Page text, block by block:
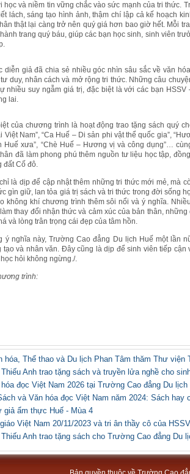
và niềm tin vững chắc vào sức mạnh của tri thức.
lách, sáng tạo hình ảnh, thậm chí lập cả kế hoạch
thật lại càng trở nên quý giá hơn bao giờ hết. Mỗi
trang quý báu, giúp các bạn học sinh, sinh viên
diễn giả đã chia sẻ nhiều góc nhìn sâu sắc về văn
duy, nhân cách và mở rộng tri thức. Những câu
nhiều suy ngẫm giá trị, đặc biệt là với các bạn
lai.
của chương trình là hoạt động trao tặng sách quý
Việt Nam”, “Ca Huế – Di sản phi vật thể quốc gia”,
Huế xưa”, “Chè Huế – Hương vị và công dụng”…
đã làm phong phú thêm nguồn tư liệu học tập,
đất Cố đô.
là dịp để cập nhật thêm những tri thức mới mẻ, mà
gìn giữ, lan tỏa giá trị sách và tri thức trong đời sống
không khí chương trình thêm sôi nổi và ý nghĩa.
thay đổi nhận thức và cảm xúc của bản thân,
và lòng trân trọng cái đẹp của tâm hồn.
ý nghĩa này, Trường Cao đẳng Du lịch Huế một lần
tạo và nhân văn. Đây cũng là dịp để sinh viên tiếp
hỏi không ngừng./.
trình:
Thể thao và Du lịch Phan Tâm thăm Thư viện
Anh trao tặng sách và truyền lửa nghề cho
đọc Việt Nam 2026 tại Trường Cao đẳng Du lịch
và Văn hóa đọc Việt Nam năm 2024: Sách hay
giả ẩm thực Huế - Mùa 4
Việt Nam 20/11/2023 và tri ân thầy cô của
Anh trao tặng sách cho Trường Cao đẳng Du